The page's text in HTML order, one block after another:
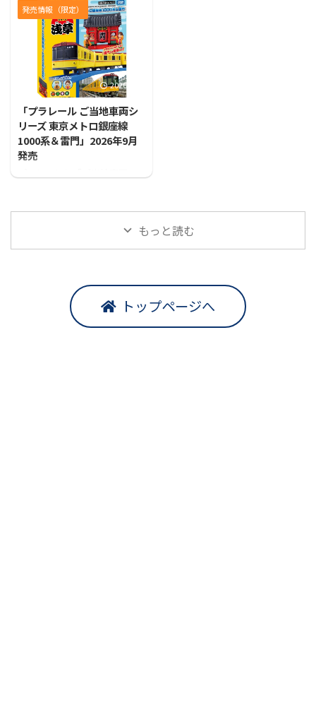
トーマス ヘリコプターのハロ
ルド がやってきた編」が発売
となります！
発売情報（限定）
2026/7/31
「プラレール ご当地車両シ
リーズ 東京メトロ銀座線
1000系＆雷門」2026年9月
発売
もっと読む
トップページへ